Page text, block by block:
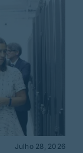
Julho 28, 2026